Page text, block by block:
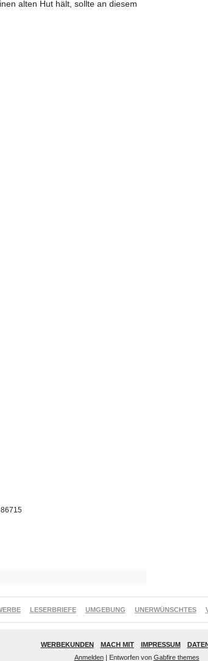
alten Hut hält, sollte an diesem
LESERBRIEFE UMGEBUNG UNERWÜNSCHTES
WERBEKUNDEN MACH MIT IMPRESSUM
Anmelden| Entworfen von Gabfire themes